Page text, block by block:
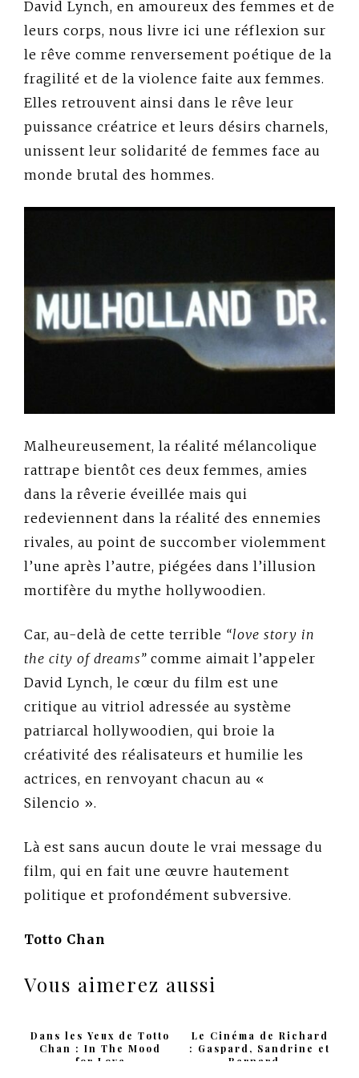
David Lynch, en amoureux des femmes et de
leurs corps, nous livre ici une réflexion sur
le rêve comme renversement poétique de la
fragilité et de la violence faite aux femmes.
Elles retrouvent ainsi dans le rêve leur
puissance créatrice et leurs désirs charnels,
unissent leur solidarité de femmes face au
monde brutal des hommes.
Malheureusement, la réalité mélancolique
rattrape bientôt ces deux femmes, amies
dans la rêverie éveillée mais qui
redeviennent dans la réalité des ennemies
rivales, au point de succomber violemment
l’une après l’autre, piégées dans l’illusion
mortifère du mythe hollywoodien.
Car, au-delà de cette terrible “love story in
the city of dreams” comme aimait l’appeler
David Lynch, le cœur du film est une
critique au vitriol adressée au système
patriarcal hollywoodien, qui broie la
créativité des réalisateurs et humilie les
actrices, en renvoyant chacun au «
Silencio ».
Là est sans aucun doute le vrai message du
film, qui en fait une œuvre hautement
politique et profondément subversive.
Totto Chan
Vous aimerez aussi
Dans les Yeux de Totto
Chan : In The Mood
for Love
Le Cinéma de Richard
: Gaspard, Sandrine et
Bernard...